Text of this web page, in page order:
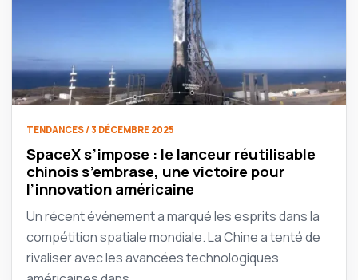
TENDANCES / 3 DÉCEMBRE 2025
SpaceX s’impose : le lanceur réutilisable
chinois s’embrase, une victoire pour
l’innovation américaine
Un récent événement a marqué les esprits dans la
compétition spatiale mondiale. La Chine a tenté de
rivaliser avec les avancées technologiques